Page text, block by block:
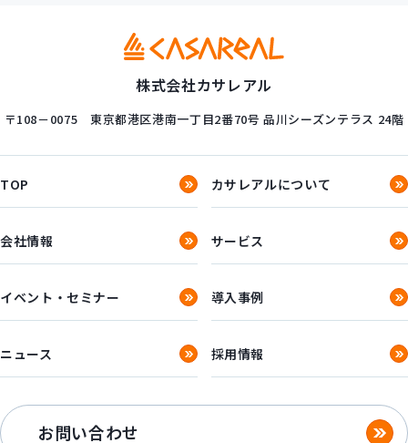
株式会社カサレアル
〒108－0075 東京都港区港南一丁目2番70号 品川シーズンテラス 24階
TOP カサレアルについて
会社情報 サービス
イベント・セミナー 導入事例
ニュース 採用情報
お問い合わせ